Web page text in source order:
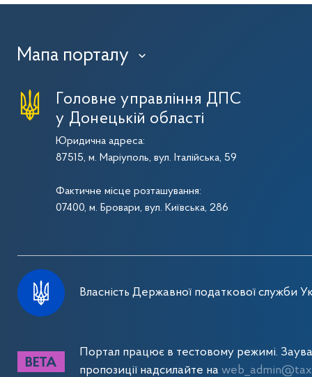
Мапа порталу ›
Головне управління ДПС
у Донецькій області
Юридична адреса:
87515, м. Маріуполь, вул. Італійська, 59
Фактичне місце розташування:
07400, м. Бровари, вул. Київська, 286
Власність Державної податкової служби
Портал працює в тестовому режимі.
пропозиції надсилайте на